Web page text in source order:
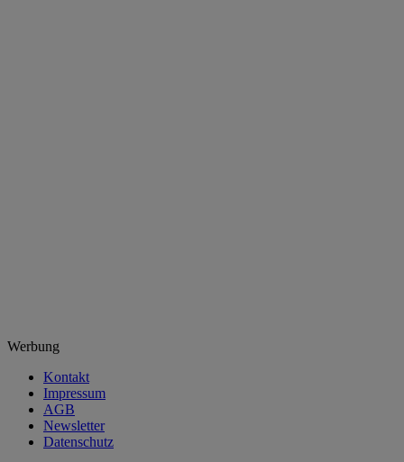
Werbung
Kontakt
Impressum
AGB
Newsletter
Datenschutz